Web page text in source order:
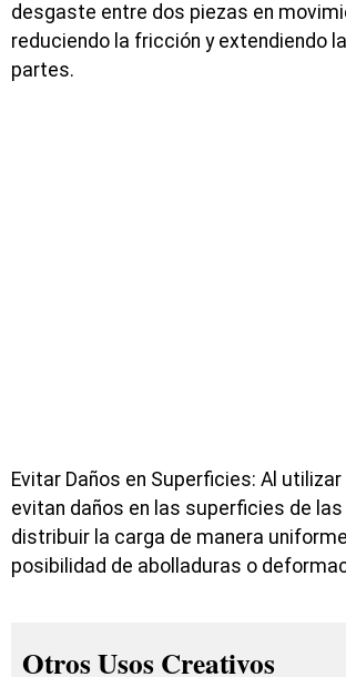
desgaste entre dos piezas en
reduciendo la fricción y extendiendo
partes.
Evitar Daños en Superficies: Al
evitan daños en las superficies de las
distribuir la carga de manera
posibilidad de abolladuras o
Otros Usos Creativos